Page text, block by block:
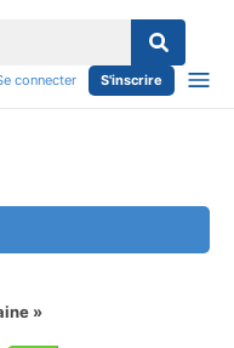
connecter S'inscrire